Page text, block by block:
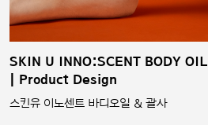
SKIN U INNO:SCENT BODY
| Product Design
스킨유 이노센트 바디오일 & 괄사